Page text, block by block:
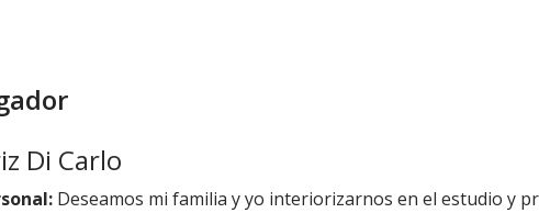
Di Carlo
Deseamos mi familia y yo interiorizarnos en el estudio y